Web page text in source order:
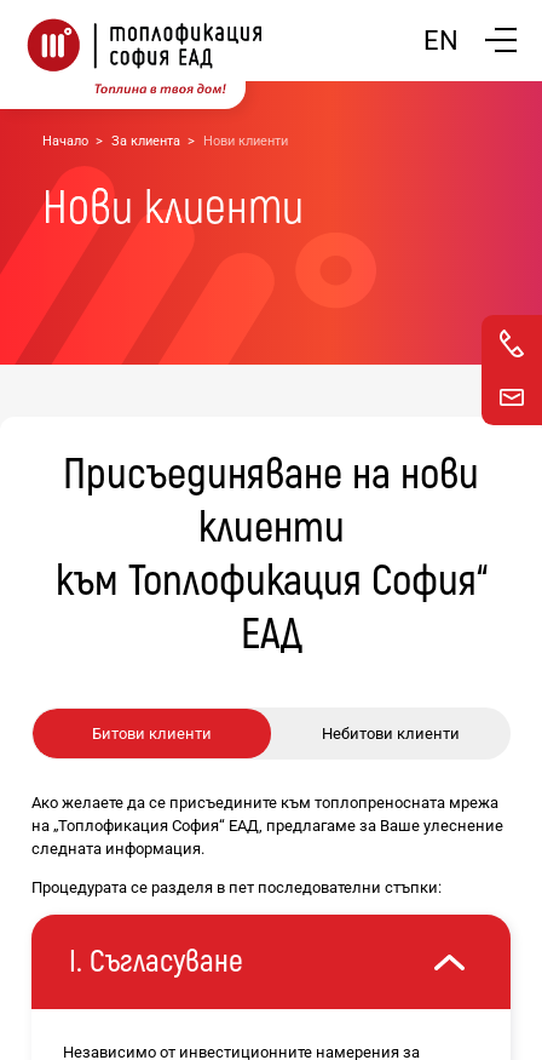
EN
Начало За клиента Нови клиенти
Нови клиенти
Присъединяване на нови
клиенти
към Топлофикация София“
ЕАД
Битови клиенти Небитови клиенти
Ако желаете да се присъедините към топлопреносната мрежа
на „Топлофикация София“ ЕАД, предлагаме за Ваше улеснение
следната информация.
Процедурата се разделя в пет последователни стъпки:
I. Съгласуване
Независимо от инвестиционните намерения за